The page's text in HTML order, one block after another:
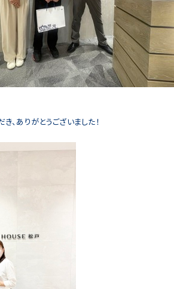
、ありがとうございました！